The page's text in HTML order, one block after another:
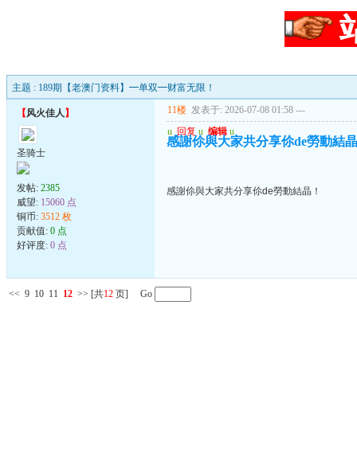
主题 : 189期【老澳门资料】━单双━财富无限！
【风火佳人 】
圣骑士
发帖: 2385
威望: 15060 点
铜币: 3512 枚
贡献值: 0 点
好评度: 0 点
11楼 发表于: 2026-07-08 01:58 ---
u 回复 u 编辑 u
感謝伱與大家共分享伱de勞動結
感謝伱與大家共分享伱de勞動結晶！
<< 9 10 11 12 >> [共12 页] Go